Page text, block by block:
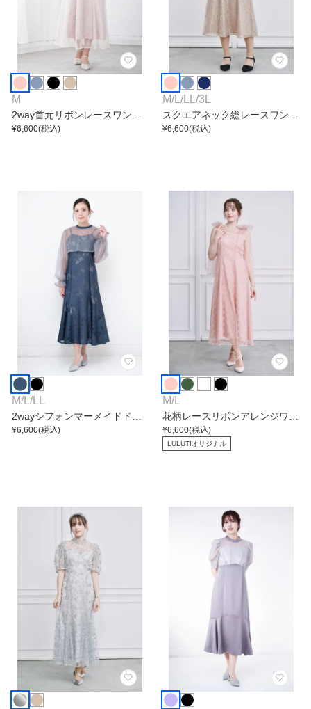
M
2way首元リボンレースワンピ
ース
¥6,600(税込)
M/L /LL /3L
スクエアネック総レースワンピ
ース
¥6,600(税込)
M/L /LL
2wayシフォンマーメイドドレ
ス
¥6,600(税込)
M/L
花柄レースリボンアレンジワン
ピース
¥6,600(税込)
LULUTIオリジナル